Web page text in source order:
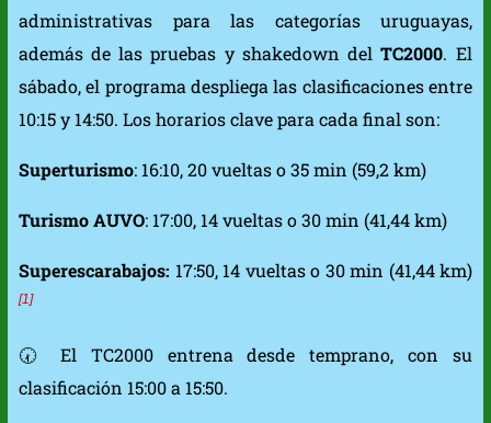
administrativas para las categorías uruguayas,
además de las pruebas y shakedown del TC2000. El
sábado, el programa despliega las clasificaciones entre
10:15 y 14:50. Los horarios clave para cada final son:
Superturismo: 16:10, 20 vueltas o 35 min (59,2 km)
Turismo AUVO: 17:00, 14 vueltas o 30 min (41,44 km)
Superescarabajos: 17:50, 14 vueltas o 30 min (41,44 km)
[1]
🕢 El TC2000 entrena desde temprano, con su
clasificación 15:00 a 15:50.